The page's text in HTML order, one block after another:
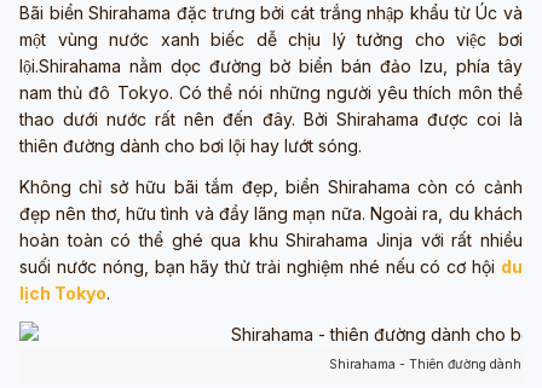
Bãi biển Shirahama đặc trưng bởi cát trắng nhập khẩu từ Úc và
một vùng nước xanh biếc dễ chịu lý tưởng cho việc bơi
lội.Shirahama nằm dọc đường bờ biển bán đảo Izu, phía tây
nam thủ đô Tokyo. Có thể nói những người yêu thích môn thể
thao dưới nước rất nên đến đây. Bởi Shirahama được coi là
thiên đường dành cho bơi lội hay lướt sóng.
Không chỉ sở hữu bãi tắm đẹp, biển Shirahama còn có cảnh
đẹp nên thơ, hữu tình và đầy lãng mạn nữa. Ngoài ra, du khách
hoàn toàn có thể ghé qua khu Shirahama Jinja với rất nhiều
suối nước nóng, bạn hãy thử trải nghiệm nhé nếu có cơ hội du
lịch Tokyo.
Shirahama - Thiên đường dành